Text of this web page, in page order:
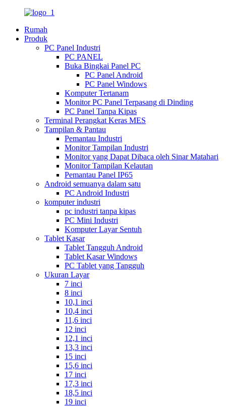
Rumah
Produk
PC Panel Industri
PC PANEL
Buka Bingkai Panel PC
PC Panel Android
PC Panel Windows
Komputer Tertanam
Monitor PC Panel Terpasang di Dinding
PC Panel Tanpa Kipas
Terminal Perangkat Keras MES
Tampilan & Pantau
Pemantau Industri
Monitor Tampilan Industri
Monitor yang Dapat Dibaca oleh Sinar Matahari
Monitor Tampilan Kelautan
Pemantau Panel IP65
Android semuanya dalam satu
PC Android Industri
komputer industri
pc industri tanpa kipas
PC Mini Industri
Komputer Layar Sentuh
Tablet Kasar
Tablet Tangguh Android
Tablet Kasar Windows
PC Tablet yang Tangguh
Ukuran Layar
7 inci
8 inci
10,1 inci
10,4 inci
11,6 inci
12 inci
12,1 inci
13,3 inci
15 inci
15,6 inci
17 inci
17,3 inci
18,5 inci
19 inci